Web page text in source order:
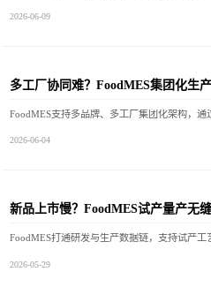
2026-06-09
多工厂协同难？FoodMES集团化生
2026-06-04
新品上市慢？FoodMES试产量产无
2026-05-29